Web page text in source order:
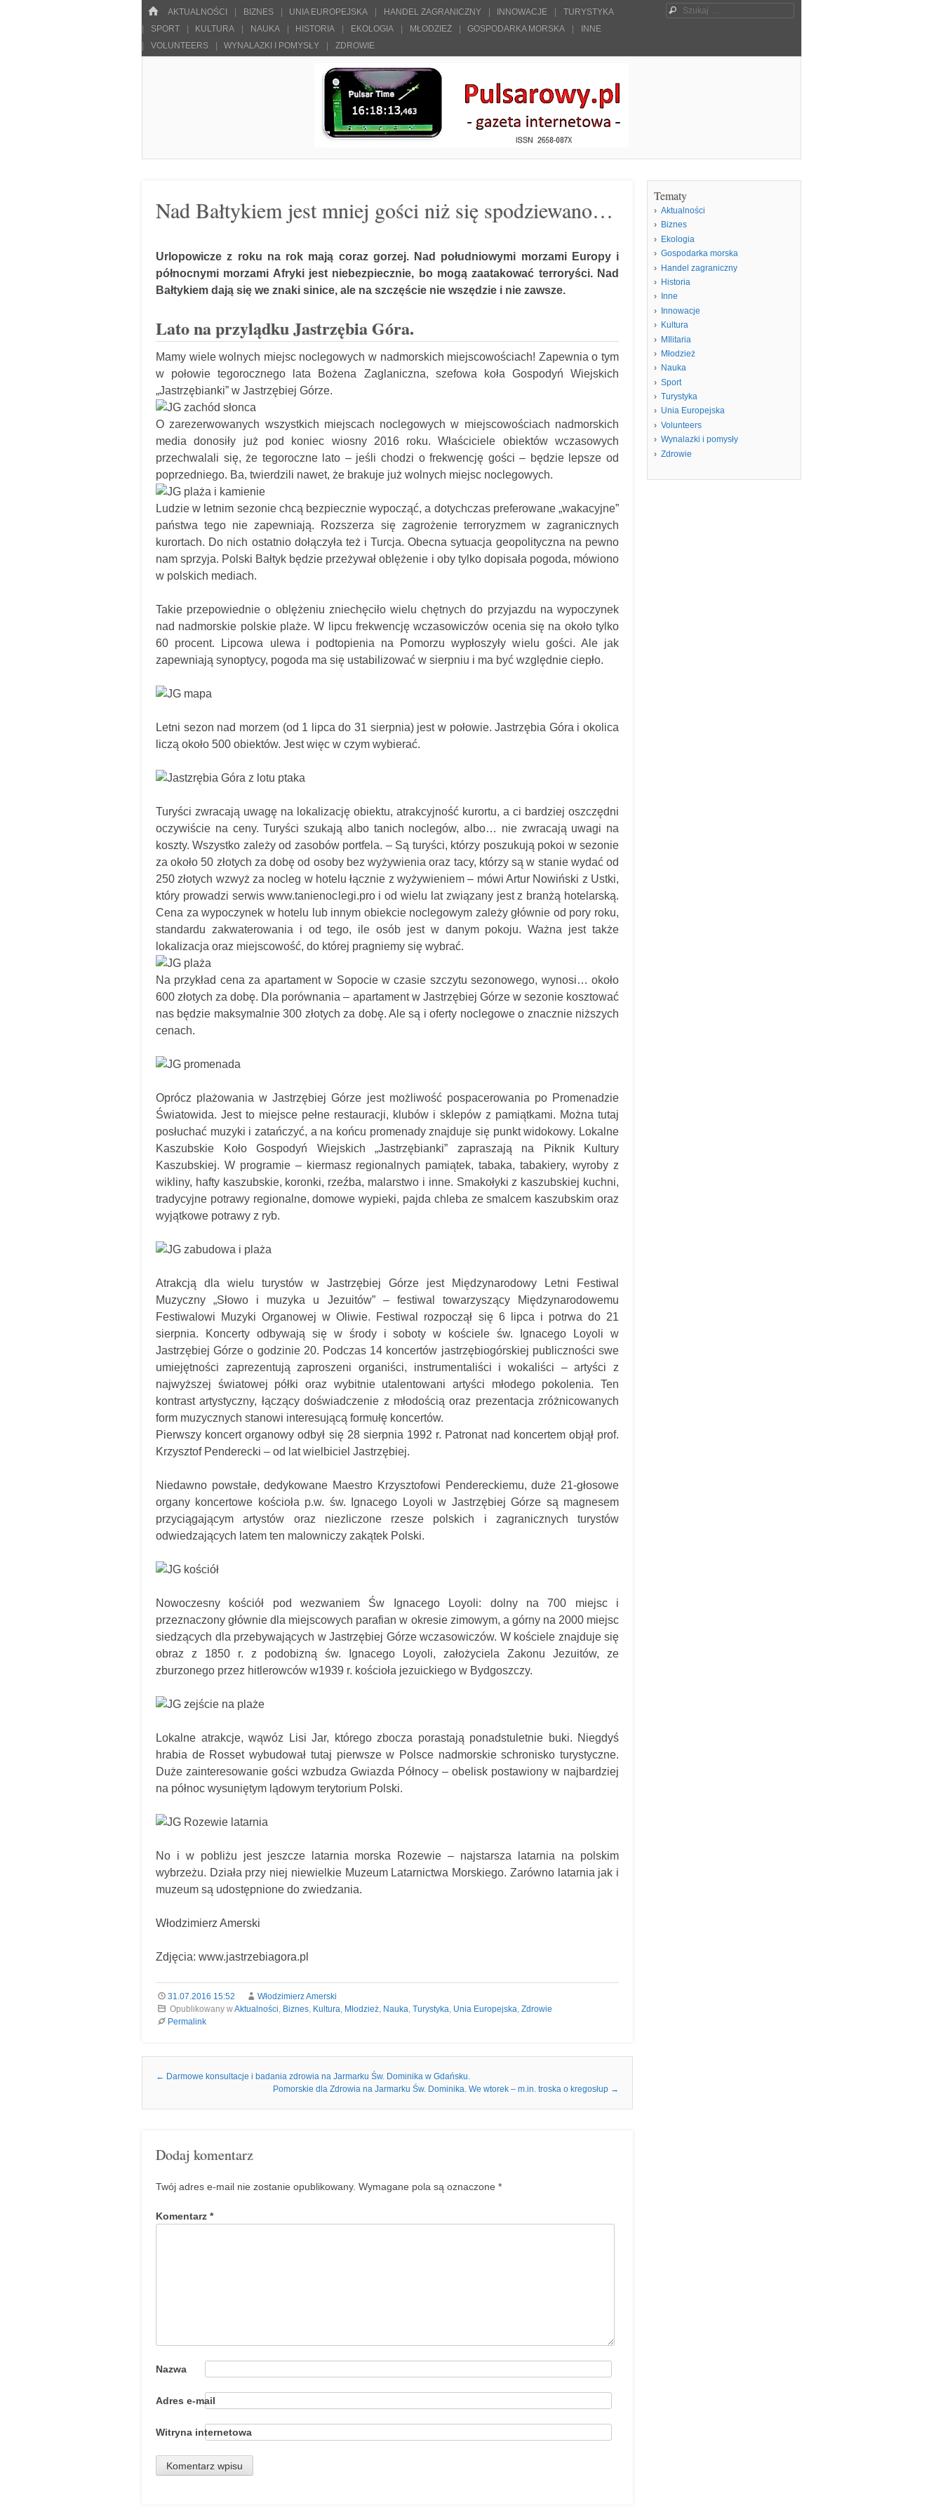
HOME
Menu
SKOCZ DO TREŚCI
AKTUALNOŚCI BIZNES UNIA EUROPEJSKA HANDEL ZAGRANICZNY INNOWACJE
TURYSTYKA
SPORT
KULTURA NAUKA HISTORIA EKOLOGIA MŁODZIEŻ GOSPODARKA MORSKA
INNE
VOLUNTEERS
WYNALAZKI I POMYSŁY ZDROWIE
Szukaj
Nad Bałtykiem jest mniej gości niż się spodziewano…
Urlopowicze z roku na rok mają coraz gorzej. Nad południowymi morzami Europy i
północnymi morzami Afryki jest niebezpiecznie, bo mogą zaatakować terroryści. Nad
Bałtykiem dają się we znaki sinice, ale na szczęście nie wszędzie i nie zawsze.
Lato na przylądku Jastrzębia Góra.
Mamy wiele wolnych miejsc noclegowych w nadmorskich miejscowościach! Zapewnia o tym
w połowie tegorocznego lata Bożena Zaglaniczna, szefowa koła Gospodyń Wiejskich
„Jastrzębianki” w Jastrzębiej Górze.
O zarezerwowanych wszystkich miejscach noclegowych w miejscowościach nadmorskich
media donosiły już pod koniec wiosny 2016 roku. Właściciele obiektów wczasowych
przechwalali się, że tegoroczne lato – jeśli chodzi o frekwencję gości – będzie lepsze od
poprzedniego. Ba, twierdzili nawet, że brakuje już wolnych miejsc noclegowych.
Ludzie w letnim sezonie chcą bezpiecznie wypocząć, a dotychczas preferowane „wakacyjne”
państwa tego nie zapewniają. Rozszerza się zagrożenie terroryzmem w zagranicznych
kurortach. Do nich ostatnio dołączyła też i Turcja. Obecna sytuacja geopolityczna na pewno
nam sprzyja. Polski Bałtyk będzie przeżywał oblężenie i oby tylko dopisała pogoda, mówiono
w polskich mediach.
Takie przepowiednie o oblężeniu zniechęciło wielu chętnych do przyjazdu na wypoczynek
nad nadmorskie polskie plaże. W lipcu frekwencję wczasowiczów ocenia się na około tylko
60 procent. Lipcowa ulewa i podtopienia na Pomorzu wypłoszyły wielu gości. Ale jak
zapewniają synoptycy, pogoda ma się ustabilizować w sierpniu i ma być względnie ciepło.
Letni sezon nad morzem (od 1 lipca do 31 sierpnia) jest w połowie. Jastrzębia Góra i okolica
liczą około 500 obiektów. Jest więc w czym wybierać.
Turyści zwracają uwagę na lokalizację obiektu, atrakcyjność kurortu, a ci bardziej oszczędni
oczywiście na ceny. Turyści szukają albo tanich noclegów, albo… nie zwracają uwagi na
koszty. Wszystko zależy od zasobów portfela. – Są turyści, którzy poszukują pokoi w sezonie
za około 50 złotych za dobę od osoby bez wyżywienia oraz tacy, którzy są w stanie wydać od
250 złotych wzwyż za nocleg w hotelu łącznie z wyżywieniem – mówi Artur Nowiński z Ustki,
który prowadzi serwis www.tanienoclegi.pro i od wielu lat związany jest z branżą hotelarską.
Cena za wypoczynek w hotelu lub innym obiekcie noclegowym zależy głównie od pory roku,
standardu zakwaterowania i od tego, ile osób jest w danym pokoju. Ważna jest także
lokalizacja oraz miejscowość, do której pragniemy się wybrać.
Na przykład cena za apartament w Sopocie w czasie szczytu sezonowego, wynosi… około
600 złotych za dobę. Dla porównania – apartament w Jastrzębiej Górze w sezonie kosztować
nas będzie maksymalnie 300 złotych za dobę. Ale są i oferty noclegowe o znacznie niższych
cenach.
Oprócz plażowania w Jastrzębiej Górze jest możliwość pospacerowania po Promenadzie
Światowida. Jest to miejsce pełne restauracji, klubów i sklepów z pamiątkami. Można tutaj
posłuchać muzyki i zatańczyć, a na końcu promenady znajduje się punkt widokowy. Lokalne
Kaszubskie Koło Gospodyń Wiejskich „Jastrzębianki” zapraszają na Piknik Kultury
Kaszubskiej. W programie – kiermasz regionalnych pamiątek, tabaka, tabakiery, wyroby z
wikliny, hafty kaszubskie, koronki, rzeźba, malarstwo i inne. Smakołyki z kaszubskiej kuchni,
tradycyjne potrawy regionalne, domowe wypieki, pajda chleba ze smalcem kaszubskim oraz
wyjątkowe potrawy z ryb.
Atrakcją dla wielu turystów w Jastrzębiej Górze jest Międzynarodowy Letni Festiwal
Muzyczny „Słowo i muzyka u Jezuitów” – festiwal towarzyszący Międzynarodowemu
Festiwalowi Muzyki Organowej w Oliwie. Festiwal rozpoczął się 6 lipca i potrwa do 21
sierpnia. Koncerty odbywają się w środy i soboty w kościele św. Ignacego Loyoli w
Jastrzębiej Górze o godzinie 20. Podczas 14 koncertów jastrzębiogórskiej publiczności swe
umiejętności zaprezentują zaproszeni organiści, instrumentaliści i wokaliści – artyści z
najwyższej światowej półki oraz wybitnie utalentowani artyści młodego pokolenia. Ten
kontrast artystyczny, łączący doświadczenie z młodością oraz prezentacja zróżnicowanych
form muzycznych stanowi interesującą formułę koncertów.
Pierwszy koncert organowy odbył się 28 sierpnia 1992 r. Patronat nad koncertem objął prof.
Krzysztof Penderecki – od lat wielbiciel Jastrzębiej.
Niedawno powstałe, dedykowane Maestro Krzysztofowi Pendereckiemu, duże 21-głosowe
organy koncertowe kościoła p.w. św. Ignacego Loyoli w Jastrzębiej Górze są magnesem
przyciągającym artystów oraz niezliczone rzesze polskich i zagranicznych turystów
odwiedzających latem ten malowniczy zakątek Polski.
Nowoczesny kościół pod wezwaniem Św Ignacego Loyoli: dolny na 700 miejsc i
przeznaczony głównie dla miejscowych parafian w okresie zimowym, a górny na 2000 miejsc
siedzących dla przebywających w Jastrzębiej Górze wczasowiczów. W kościele znajduje się
obraz z 1850 r. z podobizną św. Ignacego Loyoli, założyciela Zakonu Jezuitów, ze
zburzonego przez hitlerowców w1939 r. kościoła jezuickiego w Bydgoszczy.
Lokalne atrakcje, wąwóz Lisi Jar, którego zbocza porastają ponadstuletnie buki. Niegdyś
hrabia de Rosset wybudował tutaj pierwsze w Polsce nadmorskie schronisko turystyczne.
Duże zainteresowanie gości wzbudza Gwiazda Północy – obelisk postawiony w najbardziej
na północ wysuniętym lądowym terytorium Polski.
No i w pobliżu jest jeszcze latarnia morska Rozewie – najstarsza latarnia na polskim
wybrzeżu. Działa przy niej niewielkie Muzeum Latarnictwa Morskiego. Zarówno latarnia jak i
muzeum są udostępnione do zwiedzania.
Włodzimierz Amerski
Zdjęcia: www.jastrzebiagora.pl
31.07.2016 15:52
Włodzimierz Amerski
Opublikowany wAktualności, Biznes, Kultura, Młodzież, Nauka, Turystyka, Unia Europejska, Zdrowie
Permalink
Nawigacja we wpisach
← Darmowe konsultacje i badania zdrowia na Jarmarku Św. Dominika w Gdańsku.
Pomorskie dla Zdrowia na Jarmarku Św. Dominika. We wtorek – m.in. troska o kregosłup →
Dodaj komentarz
Twój adres e-mail nie zostanie opublikowany. Wymagane pola są oznaczone *
Komentarz *
Nazwa
Adres e-mail
Witryna internetowa
Tematy
Aktualności
Biznes
Ekologia
Gospodarka morska
Handel zagraniczny
Historia
Inne
Innowacje
Kultura
MIlitaria
Młodzież
Nauka
Sport
Turystyka
Unia Europejska
Volunteers
Wynalazki i pomysły
Zdrowie